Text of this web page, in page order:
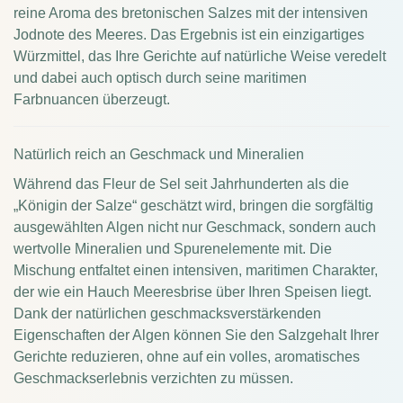
reine Aroma des bretonischen Salzes mit der intensiven
Jodnote des Meeres. Das Ergebnis ist ein einzigartiges
Würzmittel, das Ihre Gerichte auf natürliche Weise veredelt
und dabei auch optisch durch seine maritimen
Farbnuancen überzeugt.
Natürlich reich an Geschmack und Mineralien
Während das Fleur de Sel seit Jahrhunderten als die
„Königin der Salze“ geschätzt wird, bringen die sorgfältig
ausgewählten Algen nicht nur Geschmack, sondern auch
wertvolle Mineralien und Spurenelemente mit. Die
Mischung entfaltet einen intensiven, maritimen Charakter,
der wie ein Hauch Meeresbrise über Ihren Speisen liegt.
Dank der natürlichen geschmacksverstärkenden
Eigenschaften der Algen können Sie den Salzgehalt Ihrer
Gerichte reduzieren, ohne auf ein volles, aromatisches
Geschmackserlebnis verzichten zu müssen.